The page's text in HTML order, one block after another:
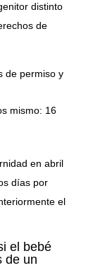
distinto
de
de permiso y
mismo: 16
en abril
días por
el
el bebé
de un